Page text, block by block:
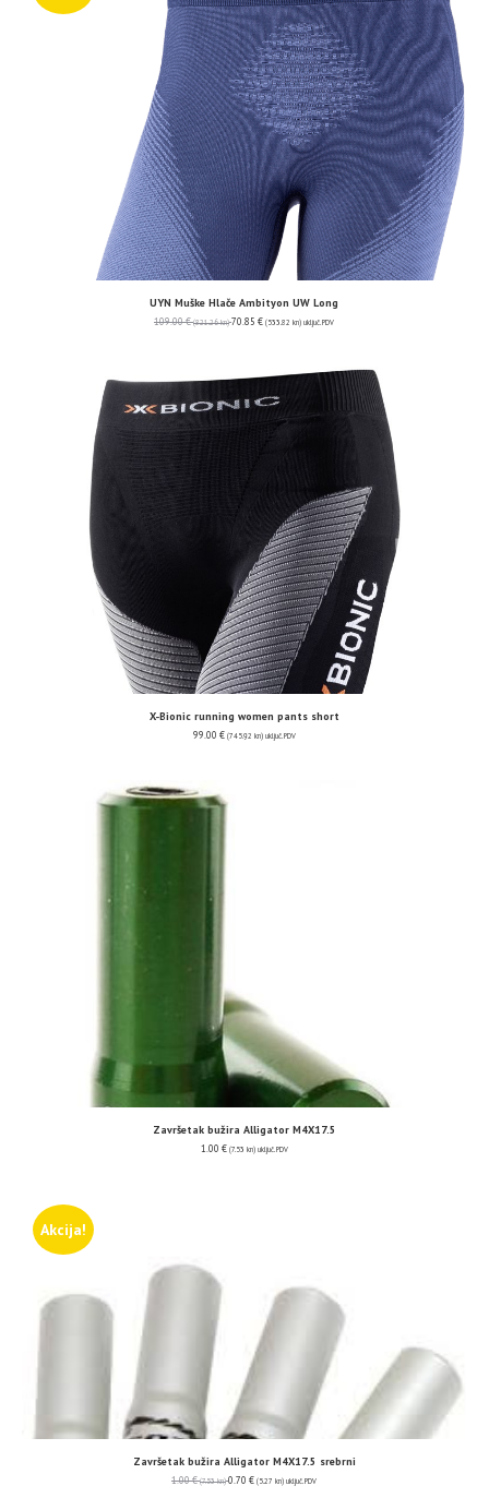
UYN Muške Hlače Ambityon UW Long
109.00€ (821.26 kn) 70.85 € (533.82 kn) uključ. PDV
X-Bionic running women pants short
99.00 € (745.92 kn) uključ. PDV
Završetak bužira Alligator M4X17.5
1.00 € (7.53 kn) uključ. PDV
Akcija!
Završetak bužira Alligator M4X17.5 srebrni
1.00€ (7.53 kn) 0.70 € (5.27 kn) uključ. PDV